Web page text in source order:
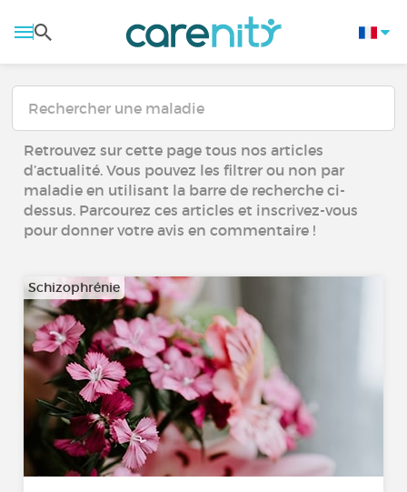
Retrouvez sur cette page tous nos articles
d’actualité. Vous pouvez les filtrer ou non par
maladie en utilisant la barre de recherche ci-
dessus. Parcourez ces articles et inscrivez-vous
pour donner votre avis en commentaire !
Schizophrénie